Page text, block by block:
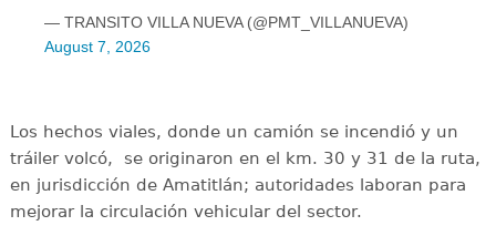
— TRANSITO VILLA NUEVA (@PMT_VILLANUEVA)
August 7, 2026
Los hechos viales, donde un camión se incendió y un
tráiler volcó, se originaron en el km. 30 y 31 de la ruta,
en jurisdicción de Amatitlán; autoridades laboran para
mejorar la circulación vehicular del sector.